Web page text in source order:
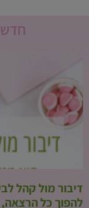
דיבור מול קהל
להפוך כל הרצאה,